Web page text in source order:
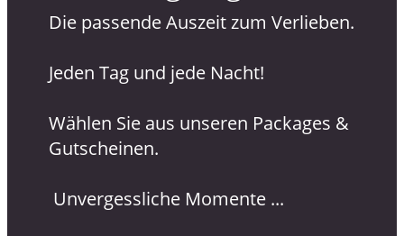
Die passende Auszeit zum Verlieben.
Jeden Tag und jede Nacht!
Wählen Sie aus unseren Packages &
Gutscheinen.
Unvergessliche Momente ...